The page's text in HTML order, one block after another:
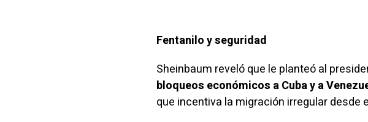
Fentanilo y seguridad
Sheinbaum reveló que le planteó al
bloqueos económicos a Cuba y a
que incentiva la migración irregular desde